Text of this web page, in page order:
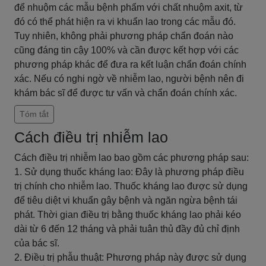
để nhuộm các mẫu bệnh phẩm với chất nhuộm axit, từ
đó có thể phát hiện ra vi khuẩn lao trong các mẫu đó.
Tuy nhiên, không phải phương pháp chẩn đoán nào
cũng đáng tin cậy 100% và cần được kết hợp với các
phương pháp khác để đưa ra kết luận chẩn đoán chính
xác. Nếu có nghi ngờ về nhiễm lao, người bệnh nên đi
khám bác sĩ để được tư vấn và chẩn đoán chính xác.
Tóm tắt
Cách điều trị nhiễm lao
Cách điều trị nhiễm lao bao gồm các phương pháp sau:
1. Sử dụng thuốc kháng lao: Đây là phương pháp điều
trị chính cho nhiễm lao. Thuốc kháng lao được sử dụng
để tiêu diệt vi khuẩn gây bệnh và ngăn ngừa bệnh tái
phát. Thời gian điều trị bằng thuốc kháng lao phải kéo
dài từ 6 đến 12 tháng và phải tuân thủ đầy đủ chỉ định
của bác sĩ.
2. Điều trị phẫu thuật: Phương pháp này được sử dụng